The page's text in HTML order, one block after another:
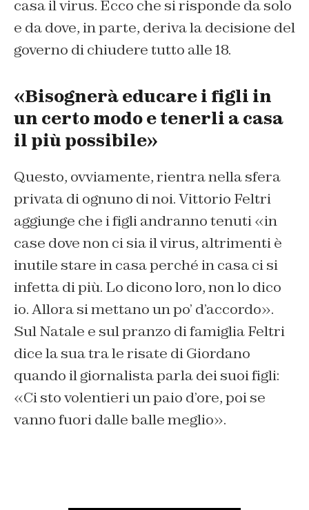
casa il virus. Ecco che si risponde da solo
e da dove, in parte, deriva la decisione del
governo di chiudere tutto alle 18.
«Bisognerà educare i figli in
un certo modo e tenerli a casa
il più possibile»
Questo, ovviamente, rientra nella sfera
privata di ognuno di noi. Vittorio Feltri
aggiunge che i figli andranno tenuti «in
case dove non ci sia il virus, altrimenti è
inutile stare in casa perché in casa ci si
infetta di più. Lo dicono loro, non lo dico
io. Allora si mettano un po’ d’accordo».
Sul Natale e sul pranzo di famiglia Feltri
dice la sua tra le risate di Giordano
quando il giornalista parla dei suoi figli:
«Ci sto volentieri un paio d’ore, poi se
vanno fuori dalle balle meglio».